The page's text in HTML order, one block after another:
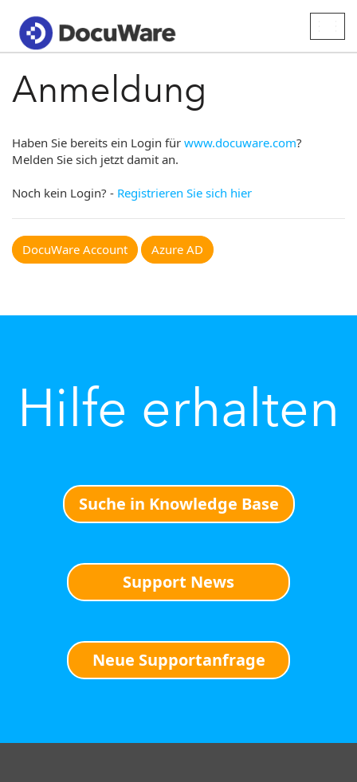
Anmeldung
Haben Sie bereits ein Login für www.docuware.com?
Melden Sie sich jetzt damit an.
Noch kein Login? - Registrieren Sie sich hier
DocuWare Account Azure AD
Hilfe erhalten
Suche in Knowledge Base
Support News
Neue Supportanfrage